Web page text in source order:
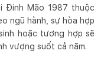
Đinh Mão 1987 thuộc
ngũ hành, sự hòa hợp
hoặc tương hợp sẽ
vượng suốt cả năm.